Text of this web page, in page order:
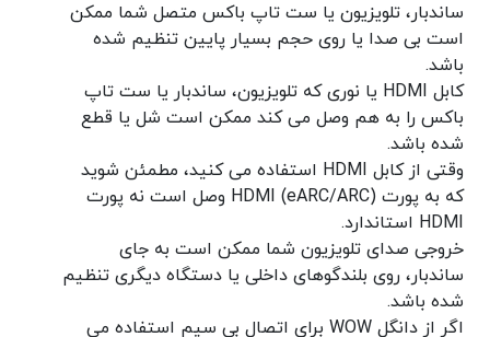
ساندبار، تلویزیون یا ست تاپ باکس متصل شما ممکن
است بی صدا یا روی حجم بسیار پایین تنظیم شده
باشد.
کابل HDMI یا نوری که تلویزیون، ساندبار یا ست تاپ
باکس را به هم وصل می کند ممکن است شل یا قطع
شده باشد.
وقتی از کابل HDMI استفاده می کنید، مطمئن شوید
که به پورت HDMI (eARC/ARC) وصل است نه پورت
HDMI استاندارد.
خروجی صدای تلویزیون شما ممکن است به جای
ساندبار، روی بلندگوهای داخلی یا دستگاه دیگری تنظیم
شده باشد.
اگر از دانگل WOW برای اتصال بی سیم استفاده می